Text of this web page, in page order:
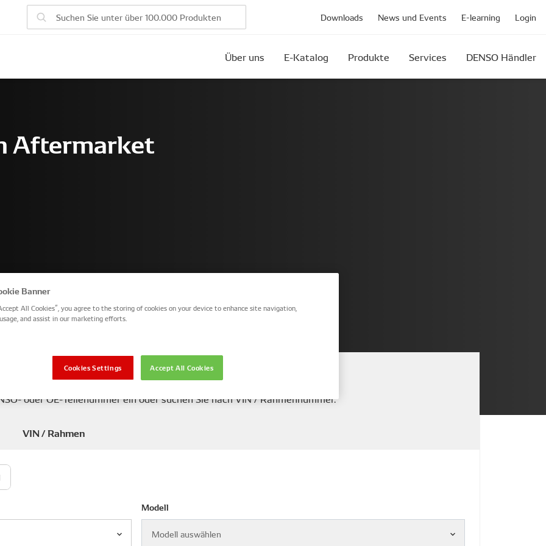
Downloads News und Events E-learning Login
Über uns E-Katalog Produkte Services DENSO Händler
Aftermarket
DENSO
QR
Code
oder OE-Teilenummer ein oder suchen Sie nach VIN / Rahmennummer.
VIN / Rahmen
Modell
Modell auswählen
Banner
All Cookies”, you agree to the storing of cookies on your device to enhance site navigation,
and assist in our marketing efforts.
Accept All Cookies
Cookies Settings